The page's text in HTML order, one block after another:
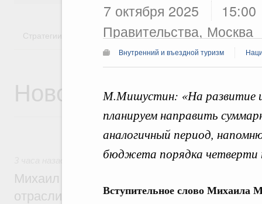
7 октября 2025
15:00
Правительства, Москва
Внутренний и въездной туризм
М.Мишустин: «На развитие
планируем направить
аналогичный период,
бюджета порядка четверти
Вступительное слово Михаила
Стратегии Государственные программы
Новости
Регулирование в сфере строительства
Михаил Мишустин поздравил
отрасли с профессиональным